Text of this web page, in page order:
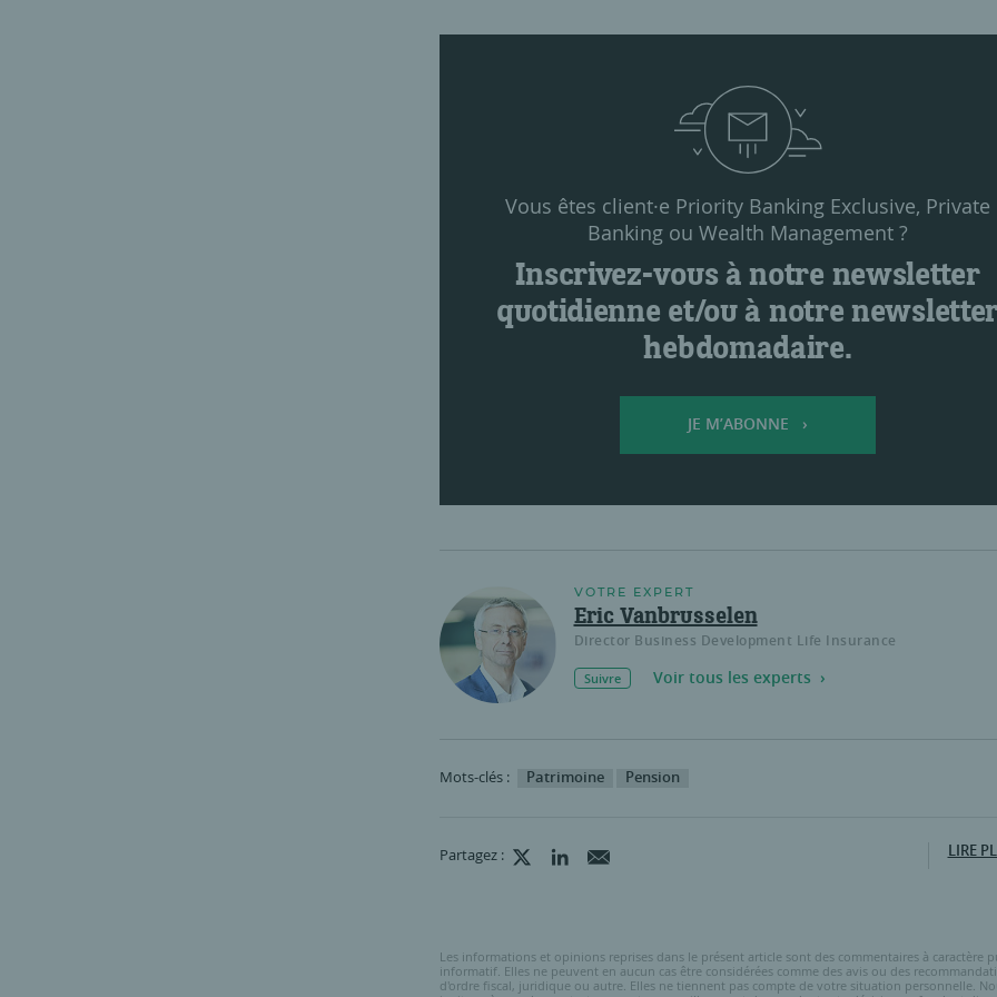
Vous êtes client·e Priority Banking Exclusive, Private
Banking ou Wealth Management ?
Inscrivez-vous à notre newsletter
quotidienne et/ou à notre
hebdomadaire.
JE M’ABONNE
VOTRE EXPERT
Eric Vanbrusselen
Director Business Development Life Insurance
Suivre Voir tous les experts
Mots-clés : Patrimoine Pension
Partagez : LIRE
Les informations et opinions reprises dans le présent article sont des commentaires à caractère
informatif. Elles ne peuvent en aucun cas être considérées comme des avis ou des
d'ordre fiscal, juridique ou autre. Elles ne tiennent pas compte de votre situation personnelle.